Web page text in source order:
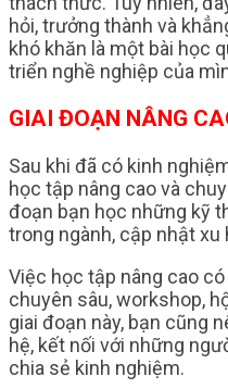
hỏi, trưởng thành và
khó khăn là một bài học
triển nghề nghiệp của
GIAI ĐOẠN NÂNG
Sau khi đã có kinh
học tập nâng cao và
đoạn bạn học những kỹ
trong ngành, cập nhật xu
Việc học tập nâng cao
chuyên sâu, workshop,
giai đoạn này, bạn cũng
hệ, kết nối với những
chia sẻ kinh nghiệm.